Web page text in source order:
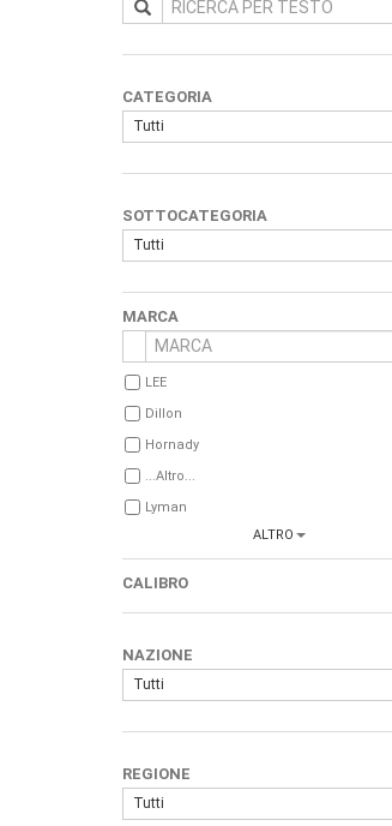
CATEGORIA
Tutti
SOTTOCATEGORIA
Tutti
MARCA
LEE
Dillon
Hornady
...Altro...
Lyman
FRANKFORD ARSENAL
(Marca Generica)
ALTRO
CALIBRO
NAZIONE
Tutti
REGIONE
Tutti